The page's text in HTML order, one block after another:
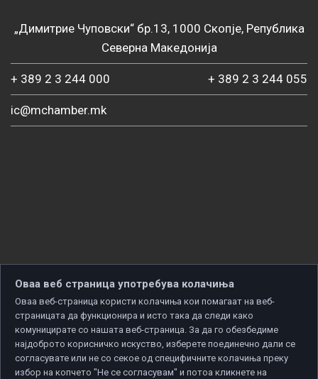
„Димитрие Чуповски“ бр.13, 1000 Скопје, Република
Северна Македонија
+ 389 2 3 244 000 + 389 2 3 244 055
ic@mchamber.mk
Оваа веб страница употребува колачиња
Оваа веб-страница користи колачиња кои помагаат на веб-
страницата да функционира и исто така да следи како
комуницирате со нашата веб-страница. За да го обезбедиме
најдоброто корисничко искуство, изберете поединечно дали се
согласувате или не со секое од специфичните колачиња преку
избор на копчето "Не се согласувам" и потоа кликнете на